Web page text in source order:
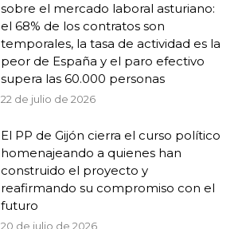
sobre el mercado laboral asturiano:
el 68% de los contratos son
temporales, la tasa de actividad es la
peor de España y el paro efectivo
supera las 60.000 personas
22 de julio de 2026
El PP de Gijón cierra el curso político
homenajeando a quienes han
construido el proyecto y
reafirmando su compromiso con el
futuro
20 de julio de 2026